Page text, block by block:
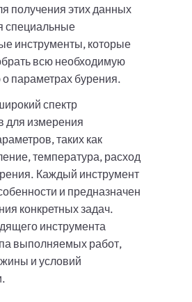
получения этих данных
специальные
инструменты, которые
всю необходимую
параметрах бурения.
спектр
для измерения
таких как
температура, расход
Каждый инструмент
и предназначен
конкретных задач.
инструмента
выполняемых работ,
и условий